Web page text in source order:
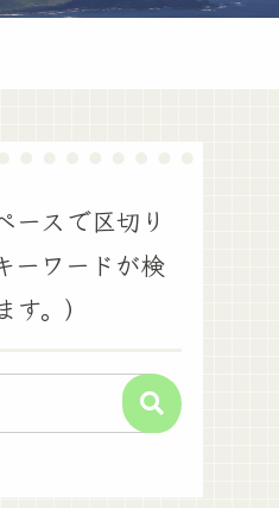
ースで区切り
ーワードが検
。）